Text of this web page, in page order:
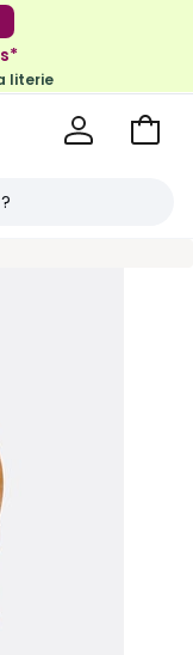
literie
Voir